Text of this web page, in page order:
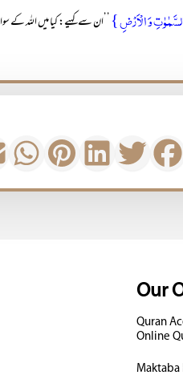
وَ الۡاَرۡضِ } ’’ان سے کہیے: کیا میں اللہ کے سوا
Our
Quran
Online
Maktaba